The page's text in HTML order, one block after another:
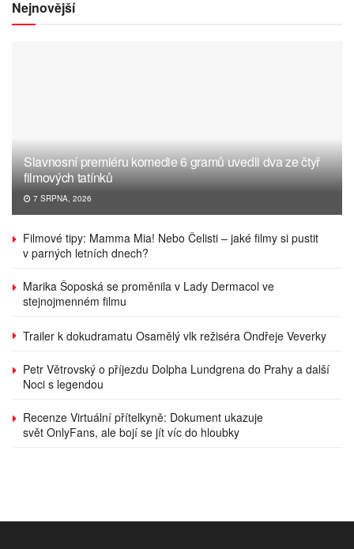
Nejnovější
Slavnosní premiéru komedie 6 gramů uvedli dva ze čtyř
filmových tatínků
7 SRPNA, 2026
Filmové tipy: Mamma Mia! Nebo Čelisti – jaké filmy si pustit
v parných letních dnech?
Marika Šoposká se proměnila v Lady Dermacol ve
stejnojmenném filmu
Trailer k dokudramatu Osamělý vlk režiséra Ondřeje Veverky
Petr Větrovský o příjezdu Dolpha Lundgrena do Prahy a další
Noci s legendou
Recenze Virtuální přítelkyně: Dokument ukazuje
svět OnlyFans, ale bojí se jít víc do hloubky